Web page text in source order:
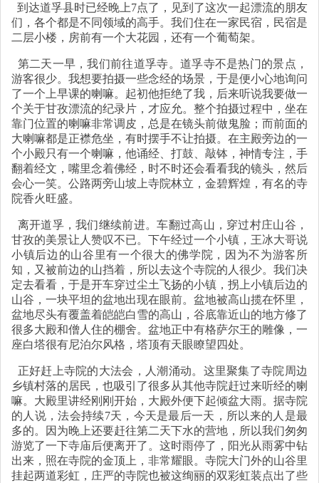
到达道孚县时已经晚上7点了，见到了这次一起漂流的朋友
们，各个都是不同领域的高手。我们住在一家民宿，民宿是
二层小楼，房前有一个大花园，还有一个葡萄架。
第二天一早，我们前往道孚寺。道孚寺不是热门的景点，
游客很少。我想要拍摄一些念经的场景，于是便小心地询问
了一个上早课的喇嘛。起初他拒绝了我，后来听说我要做一
个关于甘孜漂流的纪录片，才应允。整个拍摄过程中，坐在
靠门位置的喇嘛非常调皮，总是在镜头前做鬼脸；而前面的
大喇嘛都是正襟危坐，有时摆手不让拍摄。在主殿旁边的一
个小殿只有一个喇嘛，他诵经、打鼓、敲钵，神情专注，手
翻着经文，嘴里念着佛经，时不时还会看看我的镜头，然后
会心一笑。公路两旁山坡上寺院林立，金碧辉煌，有名的寺
院香火旺盛。
离开道孚，我们继续前进。车翻过高山，穿过村庄山谷，
甘孜的美景让人赞叹不已。下午经过一个小镇，王冰大哥说
小镇后边的山谷里有一个很大的佛学院，因为不为游客所
知，又被前边的山挡着，所以去这个寺院的人很少。我们决
定去看看，于是开车穿过尘土飞扬的小镇，拐上小镇后边的
山谷，一块平坦的盆地出现在眼前。盆地被高山揽在怀里，
盆地尽头有覆盖着皑皑白雪的高山，谷底靠近山的地方修了
很多大殿和僧人住的棚舍。盆地正中有格萨尔王的雕像，一
座白塔很有尼泊尔风格，塔顶有天眼瞭望四处。
正好赶上寺院的大法会，人潮涌动。这里聚集了寺院周边
乡镇村落的居民，也吸引了很多从其他寺院赶过来听经的喇
嘛。大殿里讲经刚刚开始，大殿外便下起倾盆大雨。据寺院
的人说，法会持续7天，今天是最后一天，所以来的人是最
多的。因为晚上还要赶往第二天下水的营地，所以我们匆匆
游览了一下寺庙后便离开了。这时雨停了，阳光从雨雾中钻
出来，照在寺院的金顶上，非常耀眼。寺院大门外的山谷里
挂起两道彩虹，庄严的寺院也被这绚丽的双彩虹装点出了些